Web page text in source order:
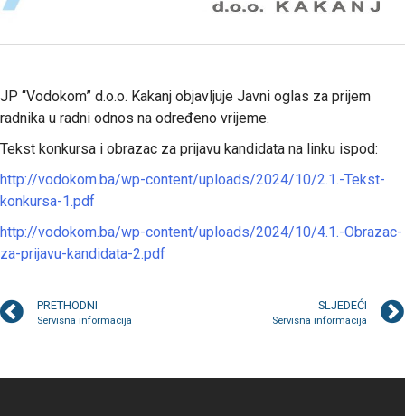
JP “Vodokom” d.o.o. Kakanj objavljuje Javni oglas za prijem
radnika u radni odnos na određeno vrijeme.
Tekst konkursa i obrazac za prijavu kandidata na linku ispod:
http://vodokom.ba/wp-content/uploads/2024/10/2.1.-Tekst-
konkursa-1.pdf
http://vodokom.ba/wp-content/uploads/2024/10/4.1.-Obrazac-
za-prijavu-kandidata-2.pdf
PRETHODNI
Servisna informacija
SLJEDEĆI
Servisna informacija